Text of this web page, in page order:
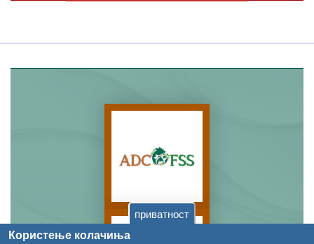
приватност
Користење колачиња